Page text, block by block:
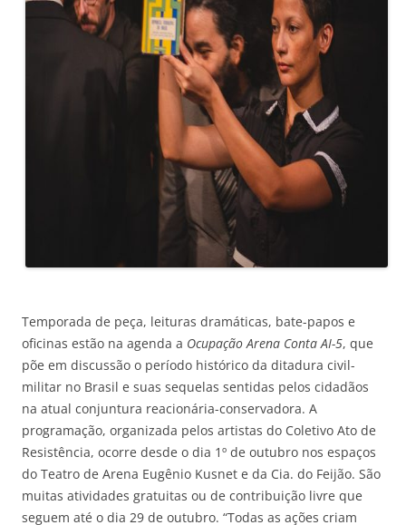
Temporada de peça, leituras dramáticas, bate-papos e
oficinas estão na agenda a Ocupação Arena Conta AI-5, que
põe em discussão o período histórico da ditadura civil-
militar no Brasil e suas sequelas sentidas pelos cidadãos
na atual conjuntura reacionária-conservadora. A
programação, organizada pelos artistas do Coletivo Ato de
Resistência, ocorre desde o dia 1º de outubro nos espaços
do Teatro de Arena Eugênio Kusnet e da Cia. do Feijão. São
muitas atividades gratuitas ou de contribuição livre que
seguem até o dia 29 de outubro. “Todas as ações criam